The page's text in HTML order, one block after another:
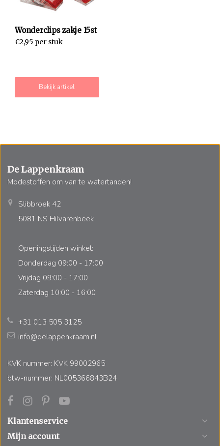
Wonderclips zakje 15st
€2,95 per stuk
Bekijk artikel
De Lappenkraam
Modestoffen om van te watertanden!
Slibbroek 42
5081 NS Hilvarenbeek
Openingstijden winkel:
Donderdag 09:00 - 17:00
Vrijdag 09:00 - 17:00
Zaterdag 10:00 - 16:00
+31 013 505 3125
info@delappenkraam.nl
KVK nummer: KVK 99002965
btw-nummer: NL005366843B24
Klantenservice
Mijn account